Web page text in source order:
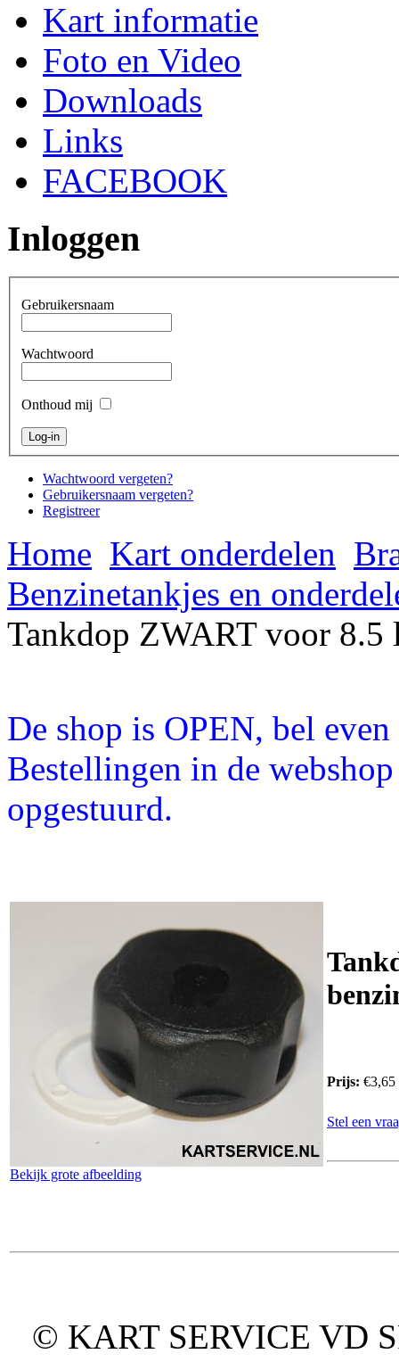
Kart informatie
Foto en Video
Downloads
Links
FACEBOOK
Inloggen
Gebruikersnaam
Wachtwoord
Onthoud mij
Wachtwoord vergeten?
Gebruikersnaam vergeten?
Registreer
Home Kart onderdelen
Benzinetankjes en
Tankdop ZWART voor
De shop is OPEN, bel
Bestellingen in de
opgestuurd.
Bekijk grote afbeelding
Prijs: €3,65
Stel een
© KART SERVICE VD